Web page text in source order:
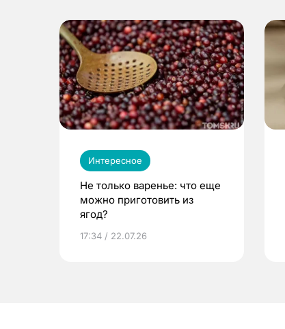
Интересное
Не только варенье: что еще
можно приготовить из
ягод?
17:34 / 22.07.26